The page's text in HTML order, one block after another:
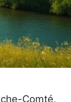
Comté,